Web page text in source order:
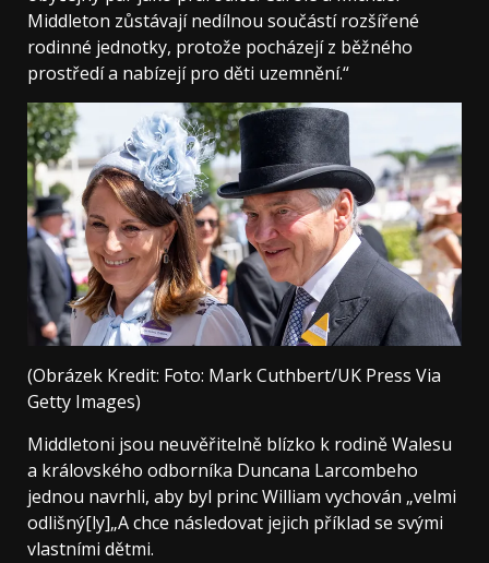
Middleton zůstávají nedílnou součástí rozšířené
rodinné jednotky, protože pocházejí z běžného
prostředí a nabízejí pro děti uzemnění.“
(Obrázek Kredit: Foto: Mark Cuthbert/UK Press Via
Getty Images)
Middletoni jsou neuvěřitelně blízko k rodině Walesu
a královského odborníka Duncana Larcombeho
jednou navrhli, aby byl princ William vychován „velmi
odlišný[ly]„A chce následovat jejich příklad se svými
vlastními dětmi.